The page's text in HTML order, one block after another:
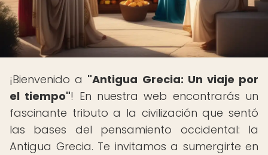
¡Bienvenido a "Antigua Grecia: Un viaje por
el tiempo"! En nuestra web encontrarás un
fascinante tributo a la civilización que sentó
las bases del pensamiento occidental: la
Antigua Grecia. Te invitamos a sumergirte en